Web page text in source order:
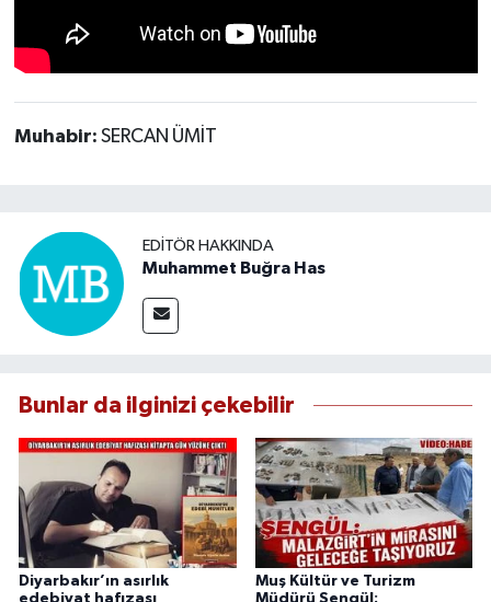
Muhabir: SERCAN ÜMİT
EDITÖR HAKKINDA
Muhammet Buğra Has
Bunlar da ilginizi çekebilir
Diyarbakır’ın asırlık
Muş Kültür ve Turizm